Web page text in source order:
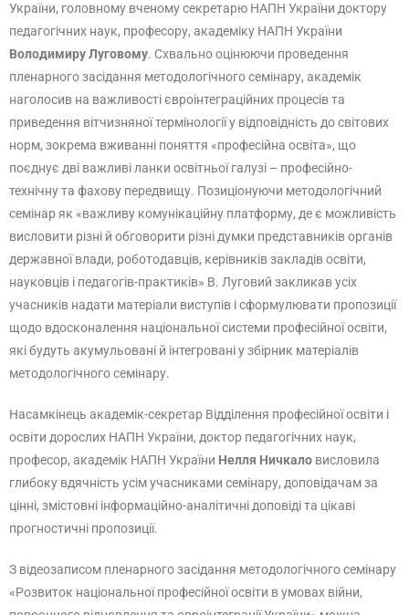
України, головному вченому секретарю НАПН України доктору
педагогічних наук, професору, академіку НАПН України
Володимиру Луговому. Схвально оцінюючи проведення
пленарного засідання методологічного семінару, академік
наголосив на важливості євроінтеграційних процесів та
приведення вітчизняної термінології у відповідність до світових
норм, зокрема вживанні поняття «професійна освіта», що
поєднує дві важливі ланки освітньої галузі – професійно-
технічну та фахову передвищу. Позиціонуючи методологічний
семінар як «важливу комунікаційну платформу, де є можливість
висловити різні й обговорити різні думки представників органів
державної влади, роботодавців, керівників закладів освіти,
науковців і педагогів-практиків» В. Луговий закликав усіх
учасників надати матеріали виступів і сформулювати пропозиції
щодо вдосконалення національної системи професійної освіти,
які будуть акумульовані й інтегровані у збірник матеріалів
методологічного семінару.
Насамкінець академік-секретар Відділення професійної освіти і
освіти дорослих НАПН України, доктор педагогічних наук,
професор, академік НАПН України Нелля Ничкало висловила
глибоку вдячність усім учасниками семінару, доповідачам за
цінні, змістовні інформаційно-аналітичні доповіді та цікаві
прогностичні пропозиції.
З відеозаписом пленарного засідання методологічного семінару
«Розвиток національної професійної освіти в умовах війни,